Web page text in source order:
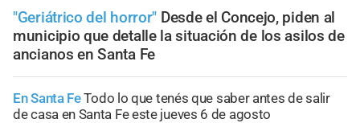
"Geriátrico del horror" Desde el Concejo, piden al
municipio que detalle la situación de los asilos de
ancianos en Santa Fe
En Santa FeTodo lo que tenés que saber antes de salir
de casa en Santa Fe este jueves 6 de agosto